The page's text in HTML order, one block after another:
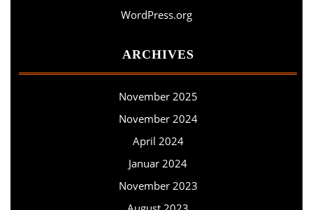
WordPress.org
ARCHIVES
November 2025
November 2024
April 2024
Januar 2024
November 2023